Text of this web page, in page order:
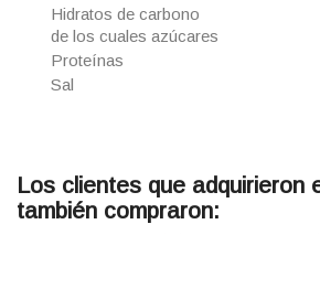
Hidratos de carbono
de los cuales azúcares
Proteínas
Sal
Los clientes que adquirieron
también compraron: